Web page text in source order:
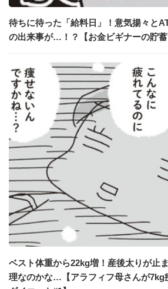
待ちに待った「給料日」！意気揚々と
の出来事が…！？【お金ビギナーの貯蓄
ベスト体重から22kg増！産後太りが止
理なのかな…【アラフィフ母さんが7kg